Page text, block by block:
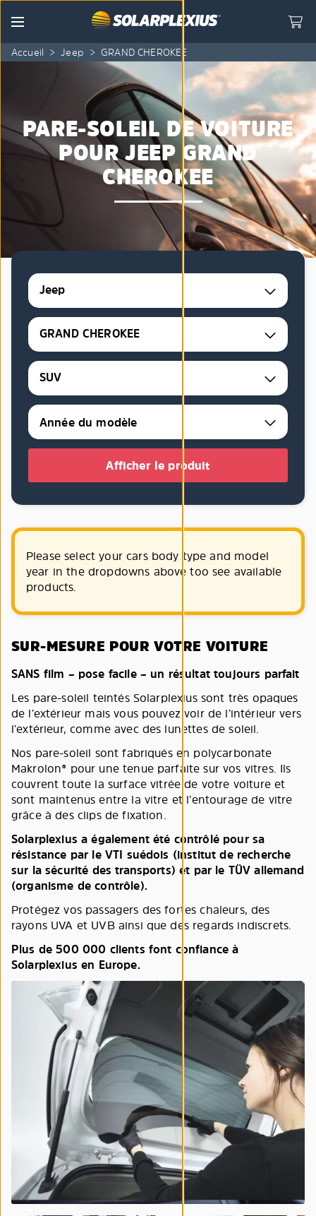
Skip to content
Menu
Accueil > Jeep > GRAND CHEROKEE
PARE-SOLEIL DE VOITURE
POUR JEEP GRAND
CHEROKEE
Jeep
GRAND CHEROKEE
SUV
Afficher le produit
Please select your cars body type and model
year in the dropdowns above too see available
products.
SUR-MESURE POUR VOTRE VOITURE
SANS film – pose facile – un résultat toujours parfait
Les pare-soleil teintés Solarplexius sont très opaques
de l’extérieur mais vous pouvez voir de l’intérieur vers
l’extérieur, comme avec des lunettes de soleil.
Nos pare-soleil sont fabriqués en polycarbonate
Makrolon® pour une tenue parfaite sur vos vitres. Ils
couvrent toute la surface vitrée de votre voiture et
sont maintenus entre la vitre et l’entourage de vitre
grâce à des clips de fixation.
Solarplexius a également été contrôlé pour sa
résistance par le VTI suédois (institut de recherche
sur la sécurité des transports) et par le TÜV allemand
(organisme de contrôle).
Protégez vos passagers des fortes chaleurs, des
rayons UVA et UVB ainsi que des regards indiscrets.
Plus de 500 000 clients font confiance à
Solarplexius en Europe.